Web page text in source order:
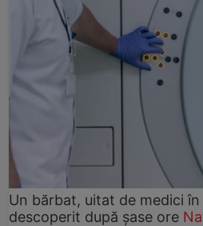
Un bărbat, uitat de medici
descoperit după șase ore